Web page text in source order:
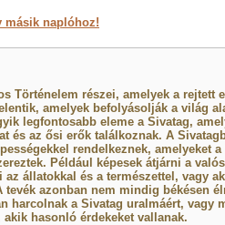
másik naplóhoz!
Történelem részei, amelyek a rejtett
amelyek befolyásolják a világ
legfontosabb eleme a Sivatag,
és az ősi erők találkoznak. A
rendelkeznek, amelyeket
Például képesek átjárni a
az állatokkal és a természettel, vagy
tevék azonban nem mindig békésen
harcolnak a Sivatag uralmáért, vagy
akik hasonló érdekeket vallanak.